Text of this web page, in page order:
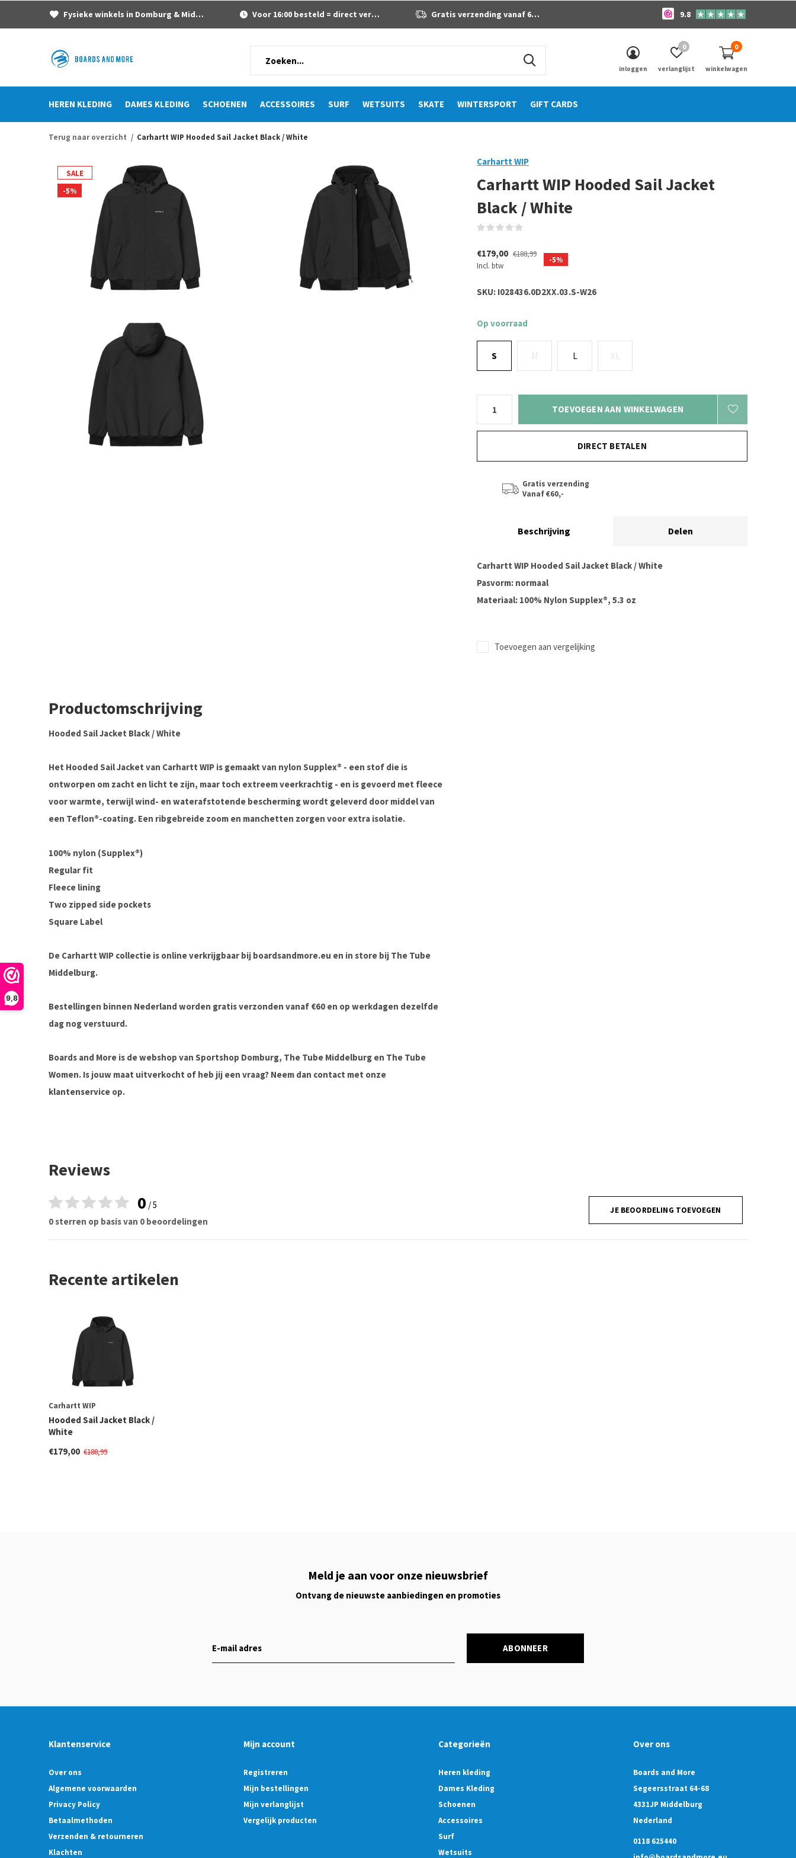
9,8
HEREN KLEDING DAMES KLEDING SCHOENEN ACCESSOIRES SURF WETSUITS SKATE WINTERSPORT GIFT CARDS
inloggen verlanglijst
0
winkelwagen
0
Fysieke winkels in Domburg & Middelburg Voor 16:00 besteld = direct verzonden Gratis verzending vanaf 60 euro 9.8
Terug naar overzicht Carhartt WIP Hooded Sail Jacket Black / White
SALE
-5%
Carhartt WIP
Carhartt WIP Hooded Sail Jacket
Black / White
€179,00 €188,99
Incl. btw
-5%
SKU: I028436.0D2XX.03.S-W26
Op voorraad
S M L XL
TOEVOEGEN AAN WINKELWAGEN
DIRECT BETALEN
Gratis verzending
Vanaf €60,-
Beschrijving Delen
Carhartt WIP Hooded Sail Jacket Black / White
Pasvorm: normaal
Materiaal: 100% Nylon Supplex®, 5.3 oz
Toevoegen aan vergelijking
Productomschrijving
Hooded Sail Jacket Black / White
Het Hooded Sail Jacket van Carhartt WIP is gemaakt van nylon Supplex® - een stof die is
ontworpen om zacht en licht te zijn, maar toch extreem veerkrachtig - en is gevoerd met fleece
voor warmte, terwijl wind- en waterafstotende bescherming wordt geleverd door middel van
een Teflon®-coating. Een ribgebreide zoom en manchetten zorgen voor extra isolatie.
100% nylon (Supplex®)
Regular fit
Fleece lining
Two zipped side pockets
Square Label
De Carhartt WIP collectie is online verkrijgbaar bij boardsandmore.eu en in store bij The Tube
Middelburg.
Bestellingen binnen Nederland worden gratis verzonden vanaf €60 en op werkdagen dezelfde
dag nog verstuurd.
Boards and More is de webshop van Sportshop Domburg, The Tube Middelburg en The Tube
Women. Is jouw maat uitverkocht of heb jij een vraag? Neem dan contact met onze
klantenservice op.
Reviews
0 / 5
0 sterren op basis van 0 beoordelingen
JE BEOORDELING TOEVOEGEN
Recente artikelen
Carhartt WIP
Hooded Sail Jacket Black /
White
€179,00 €188,99
Meld je aan voor onze nieuwsbrief
Ontvang de nieuwste aanbiedingen en promoties
ABONNEER
Klantenservice
Over ons
Algemene voorwaarden
Privacy Policy
Betaalmethoden
Verzenden & retourneren
Klachten
Mijn account
Registreren
Mijn bestellingen
Mijn verlanglijst
Vergelijk producten
Categorieën
Heren kleding
Dames Kleding
Schoenen
Accessoires
Surf
Wetsuits
Over ons
Boards and More
Segeersstraat 64-68
4331JP Middelburg
Nederland
0118 625440